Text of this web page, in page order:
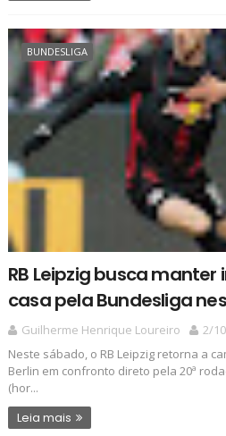
BUNDESLIGA
RB Leipzig busca
casa pela Bundesliga
Guilherme Henrique Loureiro
2/
Neste sábado, o RB Leipzig retorna a
Berlin em confronto direto pela 20ª
(hor...
Leia mais